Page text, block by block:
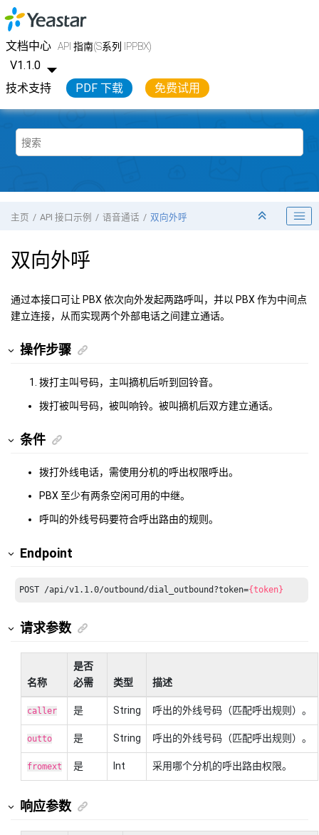
跳转到主要内容
文档中心 API 指南(S系列 IPPBX)
V1.1.0
技术支持
PDF 下载 免费试用
Yeastar API 开发手册
主页 API 接口示例 语音通话 双向外呼
双向外呼
通过本接口可让 PBX 依次向外发起两路呼叫，并以 PBX 作为中间点
建立连接，从而实现两个外部电话之间建立通话。
操作步骤
拨打主叫号码，主叫摘机后听到回铃音。
拨打被叫号码，被叫响铃。被叫摘机后双方建立通话。
条件
拨打外线电话，需使用分机的呼出权限呼出。
PBX 至少有两条空闲可用的中继。
呼叫的外线号码要符合呼出路由的规则。
Endpoint
POST /api/v1.1.0/outbound/dial_outbound?token={token}
请求参数
名称
是否
必需
类型 描述
caller 是 String 呼出的外线号码（匹配呼出规则）。
outto 是 String 呼出的外线号码（匹配呼出规则）。
fromext 是 Int 采用哪个分机的呼出路由权限。
响应参数